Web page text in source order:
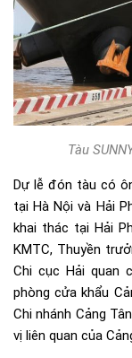
Tàu
Dự lễ đón tàu có
tại Hà Nội và Hải
khai thác tại Hải
KMTC, Thuyền
Chi cục Hải quan
phòng cửa khẩu
Chi nhánh Cảng
vị liên quan của